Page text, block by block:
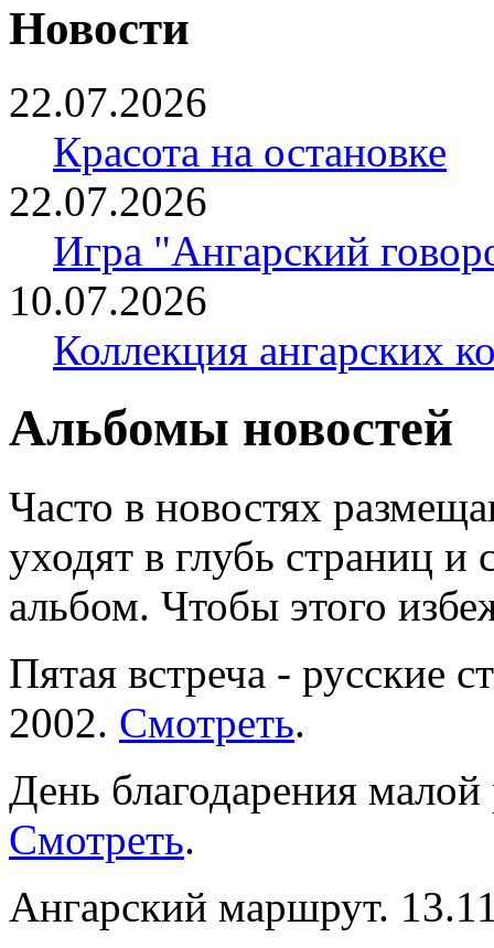
Новости
22.07.2026
Красота на остановке
22.07.2026
Игра "Ангарский
10.07.2026
Коллекция ангарских
Альбомы новостей
Часто в новостях
уходят в глубь страниц
альбом. Чтобы этого
Пятая встреча - русские
2002. Смотреть.
День благодарения
Смотреть.
Ангарский маршрут.